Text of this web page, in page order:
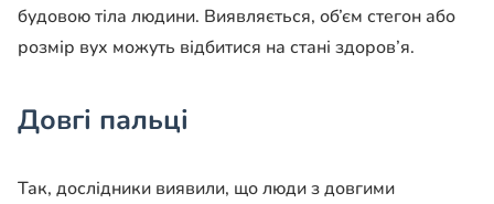
будовою тіла людини. Виявляється, об’єм стегон або
розмір вух можуть відбитися на стані здоров’я.
Довгі пальці
Так, дослідники виявили, що люди з довгими